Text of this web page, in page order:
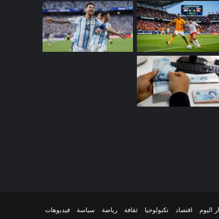
اليوم اقتصاد تكنولوجيا ثقافة رياضة سياسة فيديوهات